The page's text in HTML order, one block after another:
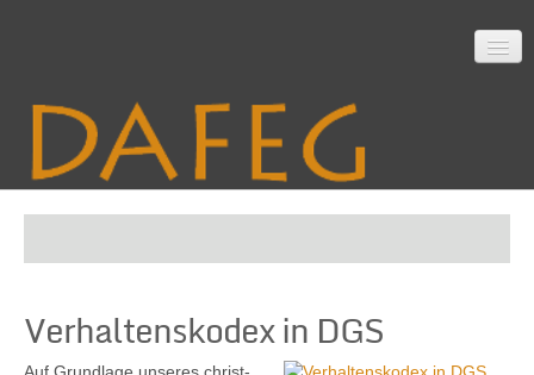
Mitarbeit
Verhaltenskodex in DGS
Auf Grundlage unseres christ­